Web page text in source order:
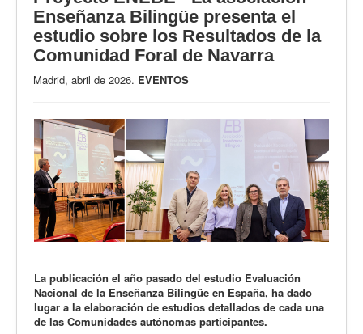
Enseñanza Bilingüe presenta el
estudio sobre los Resultados de la
Comunidad Foral de Navarra
Madrid, abril de 2026. EVENTOS
La publicación el año pasado del estudio Evaluación
Nacional de la Enseñanza Bilingüe en España, ha dado
lugar a la elaboración de estudios detallados de cada una
de las Comunidades autónomas participantes.